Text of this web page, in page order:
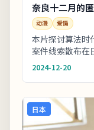
奈良十二月的
动漫 爱情
本片探讨算法时
案件线索散布在
能成为钥匙。友
群...
2024-12-20
日本